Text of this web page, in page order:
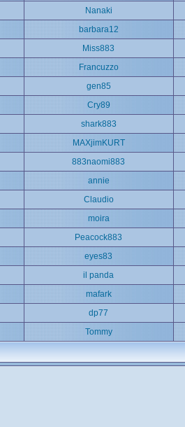
Nanaki
barbara12
Miss883
Francuzzo
gen85
Cry89
shark883
MAXjimKURT
883naomi883
annie
Claudio
moira
Peacock883
eyes83
il panda
mafark
dp77
Tommy